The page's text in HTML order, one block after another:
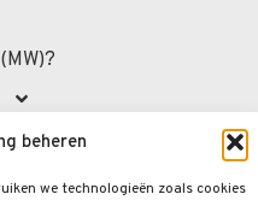
beheren
we technologieën zoals cookies